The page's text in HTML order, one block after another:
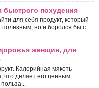
похудения
для себя продукт, который
полезным, но и боролся бы с
женщин, для
Калорийная мякоть
что делает его ценным